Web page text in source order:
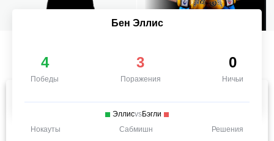
Бен Эллис
4
Победы
3
Поражения
0
Ничьи
ЭллисvsБэгли
Нокауты
Сабмишн Решения